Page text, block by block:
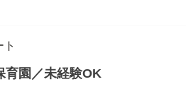
育園／未経験OK